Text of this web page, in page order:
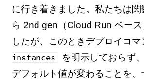
に行き着きました。私たちは
ら 2nd gen（Cloud Run ベース
したが、このときデプロイコマ
instances
を明示しておらず
デフォルト値が変わることを、